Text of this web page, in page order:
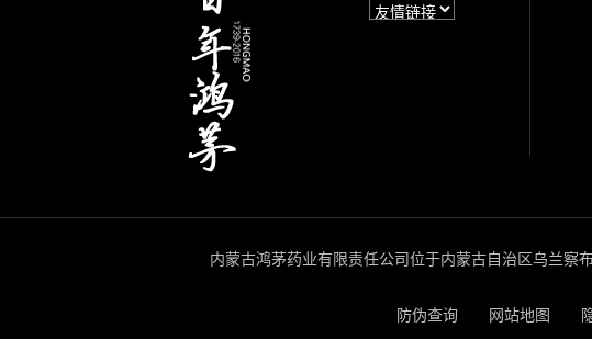
内蒙古鸿茅药业有限责任公司位于内蒙古自治区乌兰察
防伪查询 网站地图